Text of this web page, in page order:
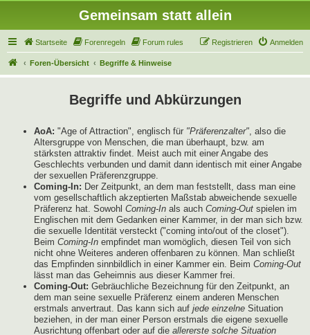
Gemeinsam statt allein
Startseite Forenregeln Forum rules Anmelden
Registrieren
Foren-Übersicht Begriffe & Hinweise
Begriffe und Abkürzungen
AoA: "Age of Attraction", englisch für "Präferenzalter", also die
Altersgruppe von Menschen, die man überhaupt, bzw. am
stärksten attraktiv findet. Meist auch mit einer Angabe des
Geschlechts verbunden und damit dann identisch mit einer Angabe
der sexuellen Präferenzgruppe.
Coming-In: Der Zeitpunkt, an dem man feststellt, dass man eine
vom gesellschaftlich akzeptierten Maßstab abweichende sexuelle
Präferenz hat. Sowohl Coming-In als auch Coming-Out spielen im
Englischen mit dem Gedanken einer Kammer, in der man sich bzw.
die sexuelle Identität versteckt ("coming into/out of the closet").
Beim Coming-In empfindet man womöglich, diesen Teil von sich
nicht ohne Weiteres anderen offenbaren zu können. Man schließt
das Empfinden sinnbildlich in einer Kammer ein. Beim Coming-Out
lässt man das Geheimnis aus dieser Kammer frei.
Coming-Out: Gebräuchliche Bezeichnung für den Zeitpunkt, an
dem man seine sexuelle Präferenz einem anderen Menschen
erstmals anvertraut. Das kann sich auf jede einzelne Situation
beziehen, in der man einer Person erstmals die eigene sexuelle
Ausrichtung offenbart oder auf die allererste solche Situation